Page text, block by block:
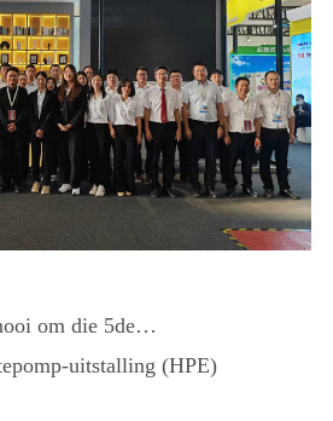
om die 5de
ontwerp- en ingenieurswese
uitstalling (HPE)